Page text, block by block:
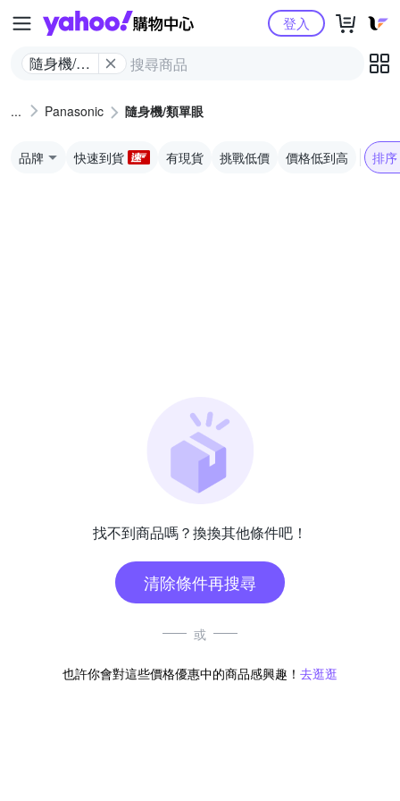
Yahoo購物中心
隨身機/類
登入
Panasonic 隨身機/類單眼
品牌 快速到貨 有現貨 挑戰低價 價格低到高 排序
找不到商品嗎？換換其他條件吧！
清除條件再搜尋
或
也許你會對這些價格優惠中的商品感興趣！ 去逛逛